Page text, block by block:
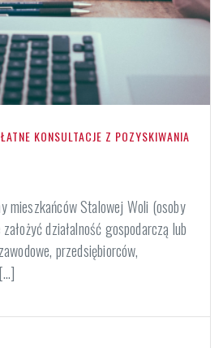
KONSULTACJE Z POZYSKIWANIA
mieszkańców Stalowej Woli (osoby
działalność gospodarczą lub
przedsiębiorców,